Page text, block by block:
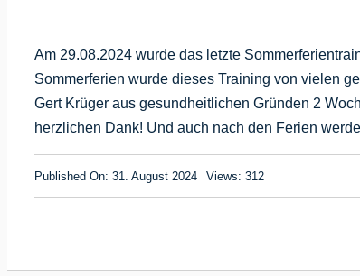
Am 29.08.2024 wurde das letzte
Sommerferien wurde dieses Training von vielen
Gert Krüger aus gesundheitlichen Gründen 2
herzlichen Dank! Und auch nach den Ferien
Published On: 31. August 2024 Views: 312